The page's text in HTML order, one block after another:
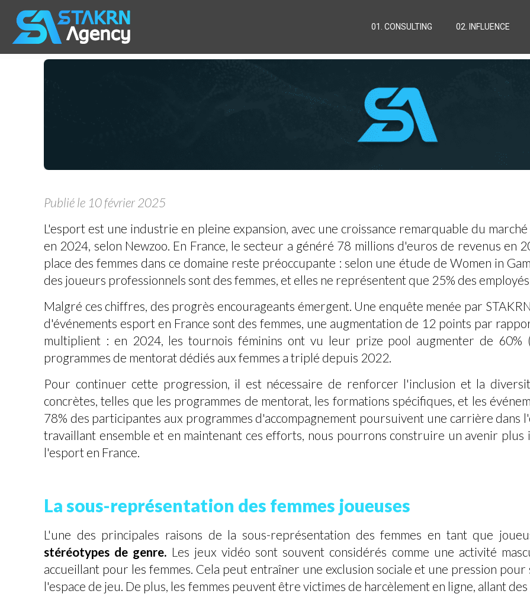
01. CONSULTING 02. INFLUENCE
Publié le 10 février 2025
L'esport est une industrie en pleine expansion, avec une croissance remarquable du
en 2024, selon Newzoo. En France, le secteur a généré 78 millions d'euros de revenus en
place des femmes dans ce domaine reste préoccupante : selon une étude de Women in
des joueurs professionnels sont des femmes, et elles ne représentent que 25% des
Malgré ces chiffres, des progrès encourageants émergent. Une enquête menée par
d'événements esport en France sont des femmes, une augmentation de 12 points par
multiplient : en 2024, les tournois féminins ont vu leur prize pool augmenter de 60%
programmes de mentorat dédiés aux femmes a triplé depuis 2022.
Pour continuer cette progression, il est nécessaire de renforcer l'inclusion et la
concrètes, telles que les programmes de mentorat, les formations spécifiques, et les
78% des participantes aux programmes d'accompagnement poursuivent une carrière dans
travaillant ensemble et en maintenant ces efforts, nous pourrons construire un avenir
l'esport en France.
La sous-représentation des femmes joueuses
L'une des principales raisons de la sous-représentation des femmes en tant que
stéréotypes de genre. Les jeux vidéo sont souvent considérés comme une activité
accueillant pour les femmes. Cela peut entraîner une exclusion sociale et une pression
l'espace de jeu. De plus, les femmes peuvent être victimes de harcèlement en ligne, allant